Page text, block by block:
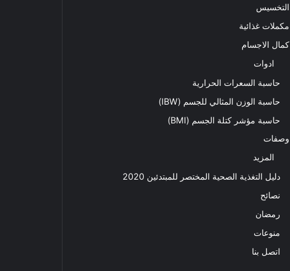
التخسيس
مكملات غذائية
كمال الاجسام
ادوات
حاسبة السعرات الحرارية
حاسبة الوزن المثالي للجسم (IBW)
حاسبة مؤشر كتلة الجسم (BMI)
وصفات
المزيد
دليل التغذية الصحية المختصر للمبتدئين 2020​
نصائح
رمضان
منوعات
اتصل بنا